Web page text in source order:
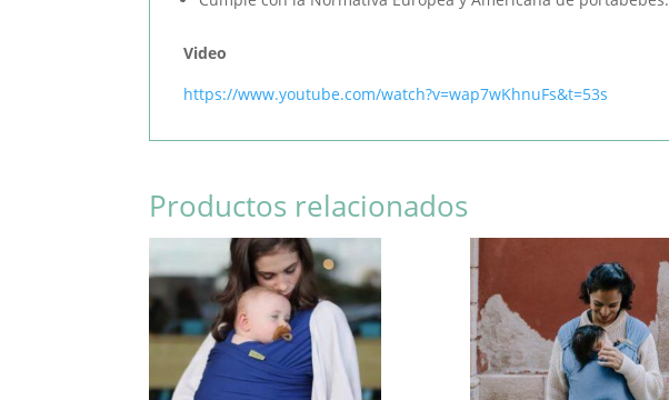
Video
https://www.youtube.com/watch?v=wap7wKhnuFs&t=53s
Productos relacionados